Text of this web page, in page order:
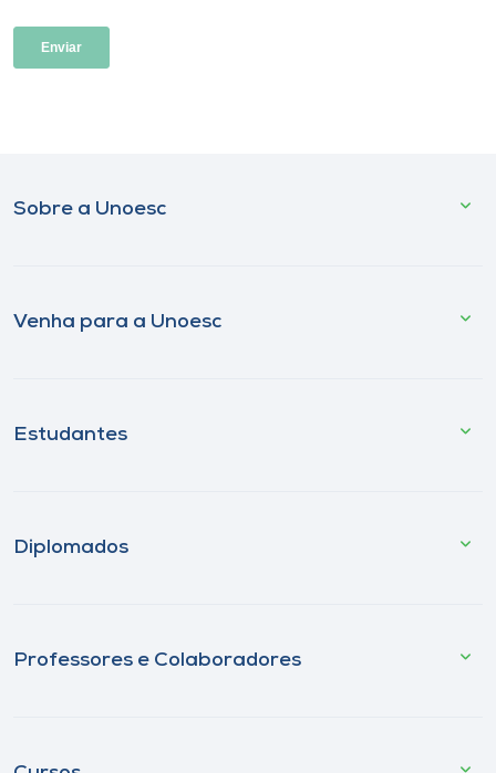
Sobre a Unoesc
Venha para a Unoesc
Estudantes
Diplomados
Professores e Colaboradores